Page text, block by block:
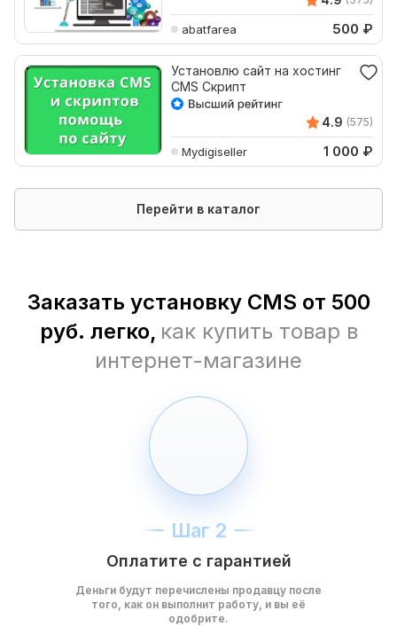
abatfarea 500 ₽
Установлю сайт на хостинг
CMS Скрипт
4.9 (575)
Mydigiseller 1 000 ₽
Перейти в каталог
Заказать установку CMS от 500
руб. легко, как купить товар в
интернет-магазине
Шаг 2
Оплатите с гарантией
Деньги будут перечислены продавцу после
того, как он выполнит работу, и вы её
одобрите.